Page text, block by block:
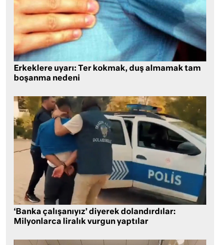
Erkeklere uyarı: Ter kokmak, duş almamak tam
boşanma nedeni
‘Banka çalışanıyız’ diyerek dolandırdılar:
Milyonlarca liralık vurgun yaptılar